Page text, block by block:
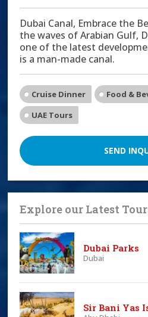
Dubai Canal, Embrace the
the waves of Arabian Gulf,
one of the latest
is a man-made canal.
Cruise Dinner
Food &
UAE Tours
SEND
Explore our Latest
Dubai Parks
Dubai
Sir Bani Yas